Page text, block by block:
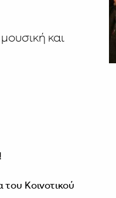
και
Κοινοτικού